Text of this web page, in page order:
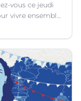
vous ce jeudi
vivre ensemble
2026.